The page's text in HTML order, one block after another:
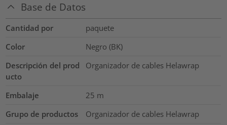
Base de Datos
Cantidad por
paquete
Color
Negro (BK)
Descripción del prod
ucto
Organizador de cables Helawrap
Embalaje 25 m
Grupo de productos
Organizador de cables Helawrap